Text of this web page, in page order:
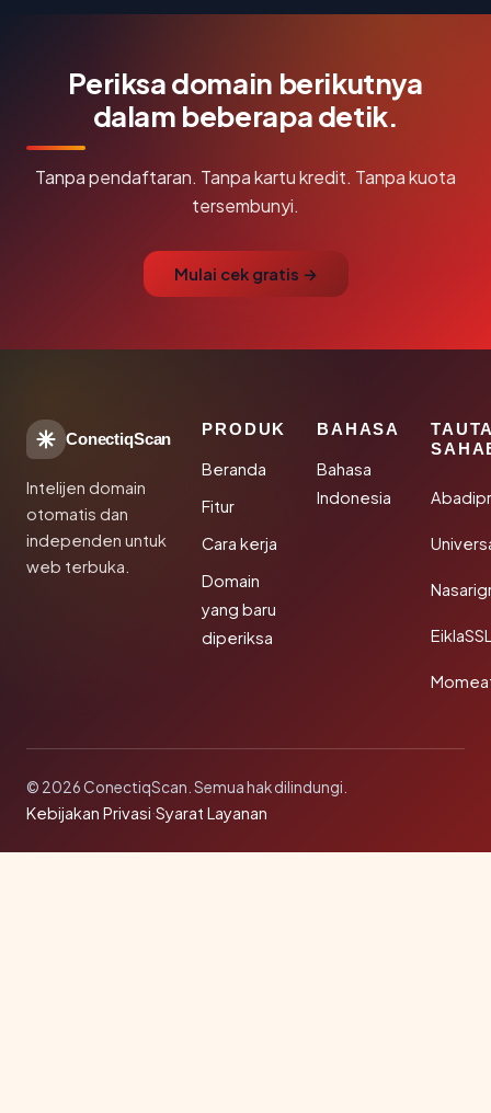
Periksa domain berikutnya
dalam beberapa detik.
Tanpa pendaftaran. Tanpa kartu kredit. Tanpa kuota
tersembunyi.
Mulai cek gratis →
ConectiqScan
Intelijen domain
otomatis dan
independen untuk
web terbuka.
PRODUK
Beranda
Fitur
Cara kerja
Domain
yang baru
diperiksa
BAHASA
Bahasa
Indonesia
© 2026 ConectiqScan. Semua hak dilindungi.
Kebijakan Privasi·Syarat Layanan